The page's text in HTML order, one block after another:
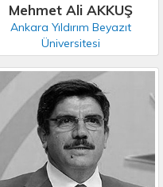
Mehmet Ali AKKUŞ
Ankara Yıldırım Beyazıt
Üniversitesi